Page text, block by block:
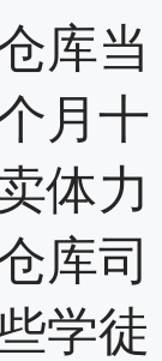
库当
月十
体力
库司
学徒